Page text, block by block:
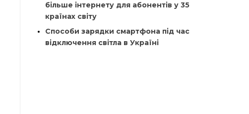
більше інтернету для абонентів у 35
країнах світу
Способи зарядки смартфона під час
відключення світла в Україні